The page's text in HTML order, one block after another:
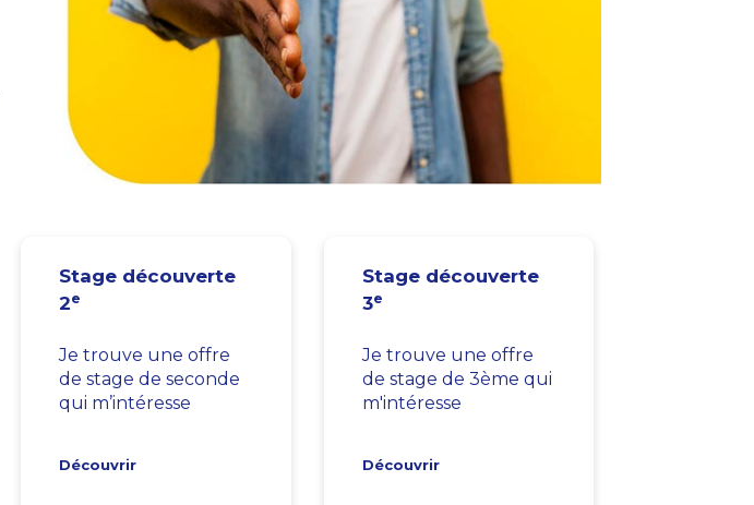
Stage découverte
2e
Je trouve une offre
de stage de seconde
qui m’intéresse
Découvrir
Stage découverte
3e
Je trouve une offre
de stage de 3ème qui
m'intéresse
Découvrir